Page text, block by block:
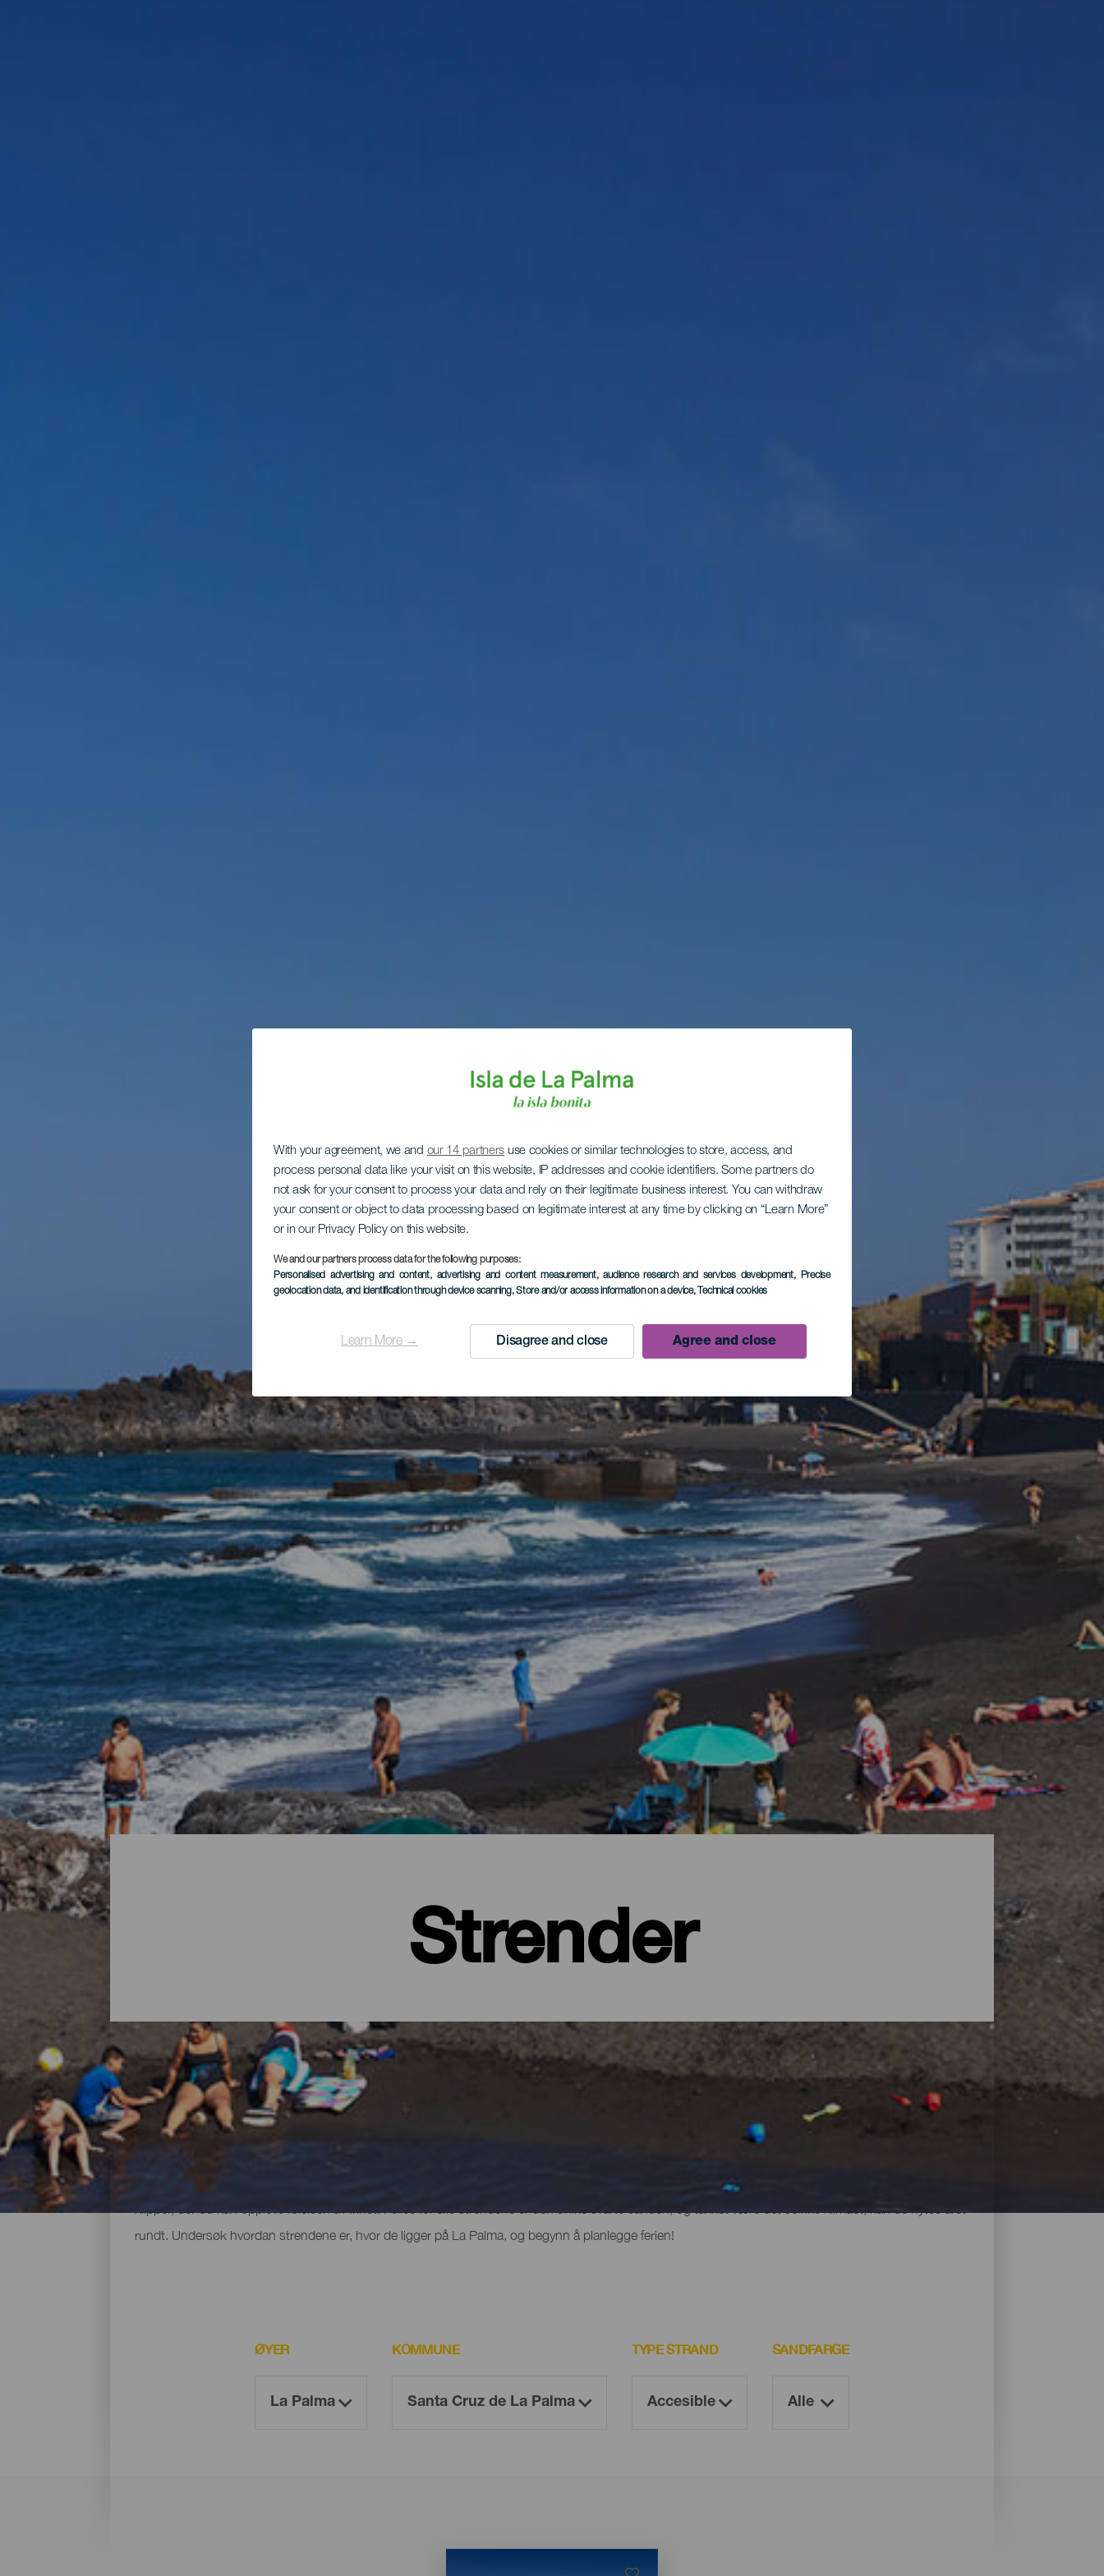
With your agreement, we and our 14 partners use cookies or similar technologies to store, access, and
process personal data like your visit on this website, IP addresses and cookie identifiers. Some partners do
not ask for your consent to process your data and rely on their legitimate business interest. You can withdraw
your consent or object to data processing based on legitimate interest at any time by clicking on “Learn More”
or in our Privacy Policy on this website.
We and our partners process data for the following purposes:
Personalised advertising and content, advertising and content measurement, audience research and services development, Precise
geolocation data, and identification through device scanning, Store and/or access information on a device, Technical cookies
Learn More → Disagree and close Agree and close
Strender
Alle strendene på La Palma
med flotte strender. Det finnes bystrender med alle fasiliteter, store strender hvor du finner din egen plass, og små strender, ved foten av fjell eller
rundt. Undersøk hvordan strendene er, hvor de ligger på La Palma, og begynn å planlegge ferien!
ØYER KOMMUNE TYPE STRAND SANDFARGE